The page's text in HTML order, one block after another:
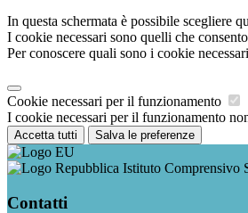
In questa schermata è possibile scegliere
I cookie necessari sono quelli che
Per conoscere quali sono i cookie
Cookie necessari per il funzionamento
I cookie necessari per il funzionamento
Accetta tutti Salva le preferenze
Istituto Comprensivo
Contatti